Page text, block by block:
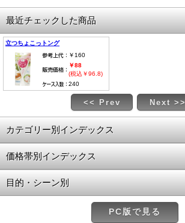
最近チェックした商品
立つちょこっトング
￥160
￥88
(税込￥96.8)
240
<< Prev Next >>
カテゴリー別インデックス
価格帯別インデックス
目的・シーン別
PC版で見る